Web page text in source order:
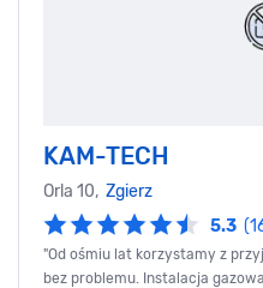
KAM-TECH
Orla 10, Zgierz
5.3
"Od ośmiu lat korzystamy z
bez problemu. Instalacja